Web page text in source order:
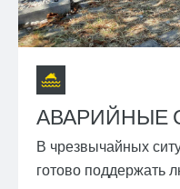
АВАРИЙНЫЕ
В чрезвычайных
готово поддержать